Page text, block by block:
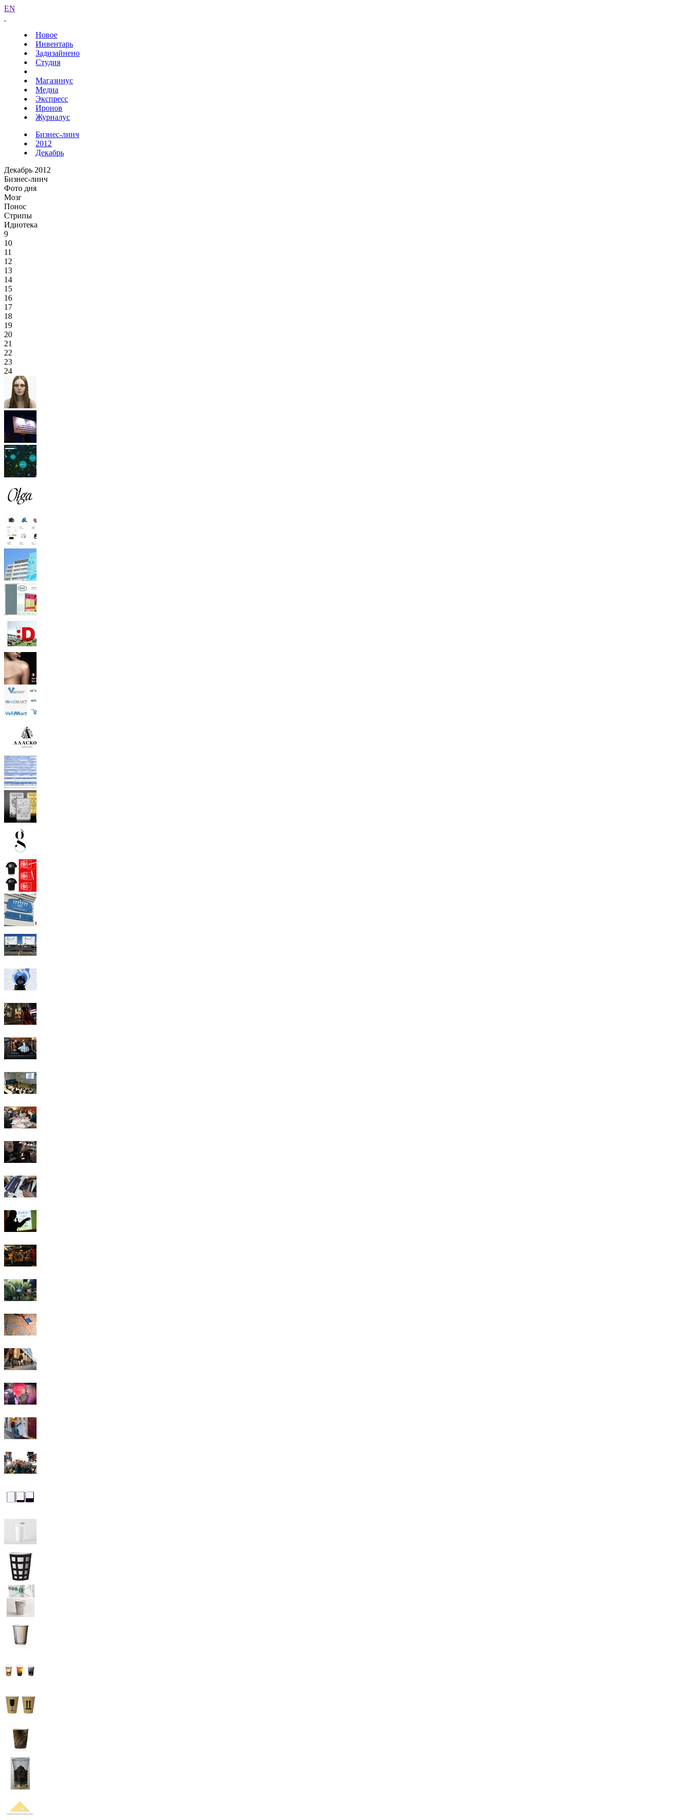
EN
Новое
Инвентарь
Задизайнено
Студия
Магазинус
Медиа
Экспресс
Иронов
Журналус
Бизнес-линч
2012
Декабрь
Декабрь 2012
Бизнес-линч
Фото дня
Мозг
Понос
Стрипы
Идиотека
9
10
11
12
13
14
15
16
17
18
19
20
21
22
23
24